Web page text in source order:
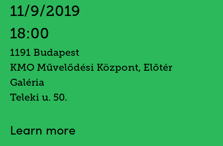
11/9/2019
18:00
1191 Budapest
KMO Művelődési Központ, Előtér
Galéria
Teleki u. 50.
Learn more